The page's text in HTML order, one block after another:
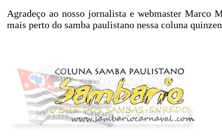
Agradeço ao nosso jornalista e webmaster Marco
mais perto do samba paulistano nessa coluna